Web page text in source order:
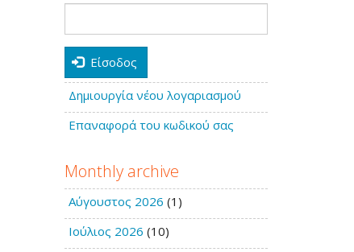
Είσοδος
Δημιουργία νέου λογαριασμού
Επαναφορά του κωδικού σας
Monthly archive
Αύγουστος 2026 (1)
Ιούλιος 2026 (10)